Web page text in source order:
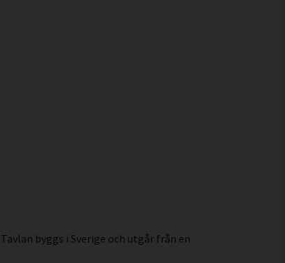
byggs i Sverige och utgår från en